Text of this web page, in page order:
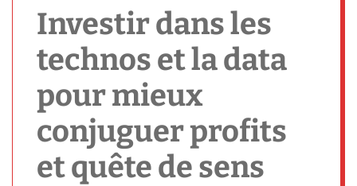
Investir dans les
technos et la data
pour mieux
conjuguer profits
et quête de sens